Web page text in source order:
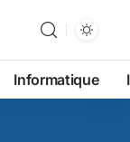
Informatique